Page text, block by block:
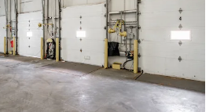
Voir plus